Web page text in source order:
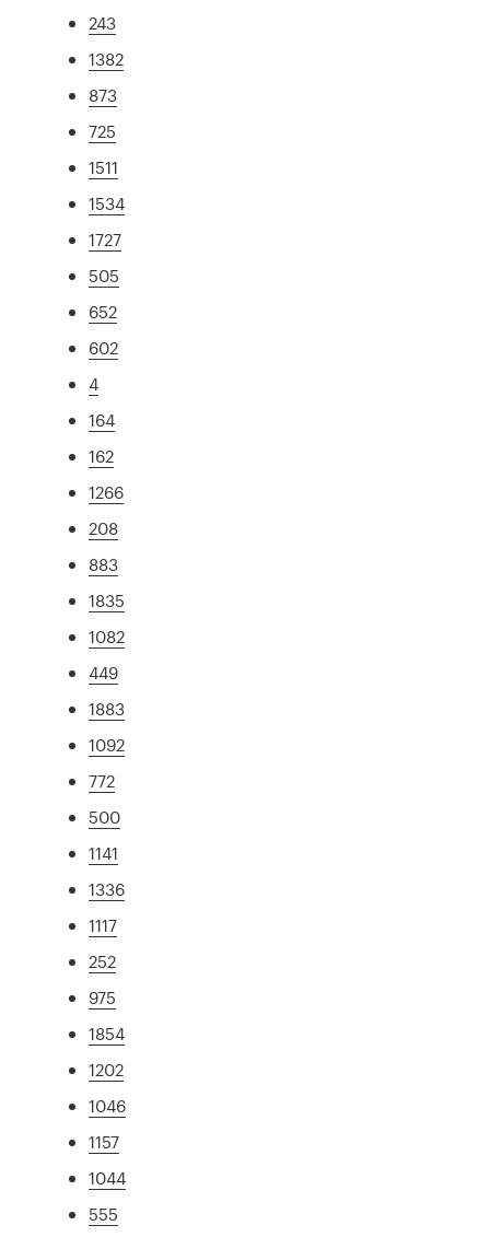
243
1382
873
725
1511
1534
1727
505
652
602
4
164
162
1266
208
883
1835
1082
449
1883
1092
772
500
1141
1336
1117
252
975
1854
1202
1046
1157
1044
555